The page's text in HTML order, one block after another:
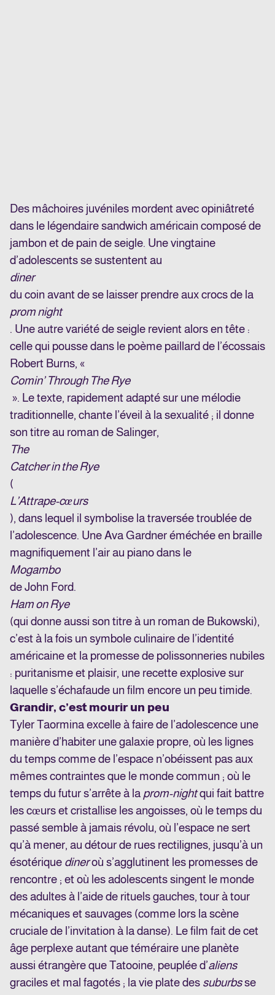
Des mâchoires juvéniles mordent avec opiniâtreté
dans le légendaire sandwich américain composé de
jambon et de pain de seigle. Une vingtaine
d’adolescents se sustentent au
diner
du coin avant de se laisser prendre aux crocs de la
prom night
. Une autre variété de seigle revient alors en tête :
celle qui pousse dans le poème paillard de l’écossais
Robert Burns, «
Comin’ Through The Rye
». Le texte, rapidement adapté sur une mélodie
traditionnelle, chante l’éveil à la sexualité ; il donne
son titre au roman de Salinger,
The
Catcher in the Rye
(
L’Attrape-cœurs
), dans lequel il symbolise la traversée troublée de
l’adolescence. Une Ava Gardner éméchée en braille
magnifiquement l’air au piano dans le
Mogambo
de John Ford.
Ham on Rye
(qui donne aussi son titre à un roman de Bukowski),
c’est à la fois un symbole culinaire de l’identité
américaine et la promesse de polissonneries nubiles
: puritanisme et plaisir, une recette explosive sur
laquelle s’échafaude un film encore un peu timide.
Grandir, c’est mourir un peu
Tyler Taormina excelle à faire de l’adolescence une
manière d’habiter une galaxie propre, où les lignes
du temps comme de l’espace n’obéissent pas aux
mêmes contraintes que le monde commun ; où le
temps du futur s’arrête à la prom-nightqui fait battre
les cœurs et cristallise les angoisses, où le temps du
passé semble à jamais révolu, où l’espace ne sert
qu’à mener, au détour de rues rectilignes, jusqu’à un
ésotérique dineroù s’agglutinent les promesses de
rencontre ; et où les adolescents singent le monde
des adultes à l’aide de rituels gauches, tour à tour
mécaniques et sauvages (comme lors la scène
cruciale de l’invitation à la danse). Le film fait de cet
âge perplexe autant que téméraire une planète
aussi étrangère que Tatooine, peuplée d’aliens
graciles et mal fagotés ; la vie plate des suburbsse